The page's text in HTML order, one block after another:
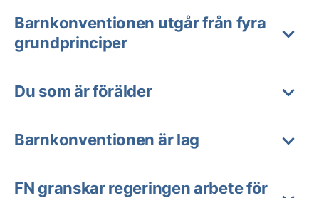
Barnkonventionen utgår från fyra
grundprinciper
Du som är förälder
Barnkonventionen är lag
FN granskar regeringen arbete för